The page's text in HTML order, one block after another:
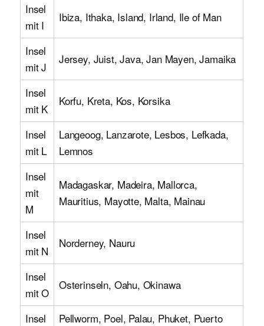
Insel
mit I
Ibiza, Ithaka, Island, Irland, Ile of Man
Insel
mit J
Jersey, Juist, Java, Jan Mayen, Jamaika
Insel
mit K
Korfu, Kreta, Kos, Korsika
Insel
mit L
Langeoog, Lanzarote, Lesbos, Lefkada,
Lemnos
Insel
mit
M
Madagaskar, Madeira, Mallorca,
Mauritius, Mayotte, Malta, Mainau
Insel
mit N
Norderney, Nauru
Insel
mit O
Osterinseln, Oahu, Okinawa
Insel
Pellworm, Poel, Palau, Phuket, Puerto